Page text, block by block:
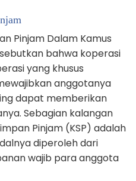
Pinjam Dalam Kamus
bahwa koperasi
yang khusus
anggotanya
dapat memberikan
Sebagian kalangan
Pinjam (KSP) adalah
diperoleh dari
wajib para anggota